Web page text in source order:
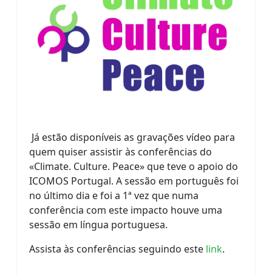
Já estão disponíveis as gravações vídeo para
quem quiser assistir às conferências do
«Climate. Culture. Peace» que teve o apoio do
ICOMOS Portugal. A sessão em português foi
no último dia e foi a 1ª vez que numa
conferência com este impacto houve uma
sessão em língua portuguesa.
Assista às conferências seguindo este link.